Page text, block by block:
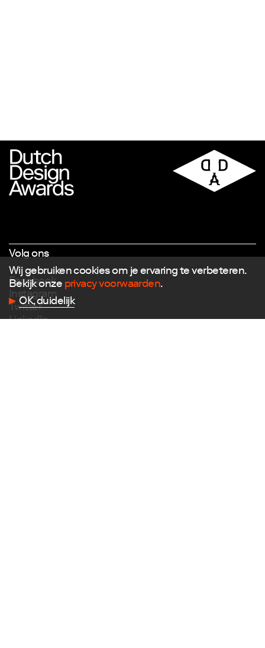
Wij gebruiken cookies om je ervaring te verbeteren.
Bekijk onze privacy voorwaarden.
OK, duidelijk
Volg ons
Facebook
Instagram
Twitter
LinkedIn